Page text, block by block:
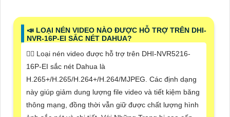
📣 LOẠI NÉN VIDEO NÀO ĐƯỢC HỖ TRỢ TRÊN DHI-
NVR-16P-EI SẮC NÉT DAHUA?
🙆‍♀️ Loại nén video được hỗ trợ trên DHI-NVR5216-
16P-EI sắc nét Dahua là
H.265+/H.265/H.264+/H.264/MJPEG. Các định dạng
này giúp giảm dung lượng file video và tiết kiệm băng
thông mạng, đồng thời vẫn giữ được chất lượng hình